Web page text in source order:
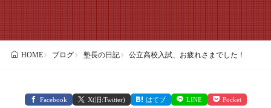
HOME ブログ 塾長の日記 公立高校入試、お疲れさまでした！
Facebook X(旧:Twitter) はてブ LINE Pocket